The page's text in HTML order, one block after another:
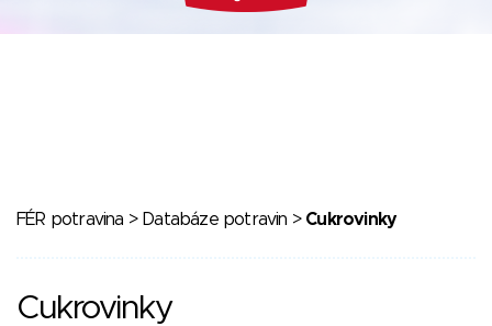
FÉR potravina > Databáze potravin > Cukrovinky
Cukrovinky